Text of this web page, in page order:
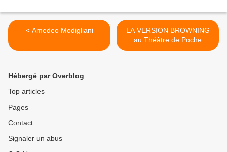
< Amedeo Modigliani
LA VERSION BROWNING
au Théâtre de Poche
Montparnasse >
Hébergé par Overblog
Top articles
Pages
Contact
Signaler un abus